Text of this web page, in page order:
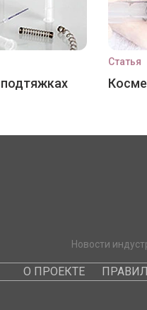
Статья
Новости
О ПРОЕКТЕ